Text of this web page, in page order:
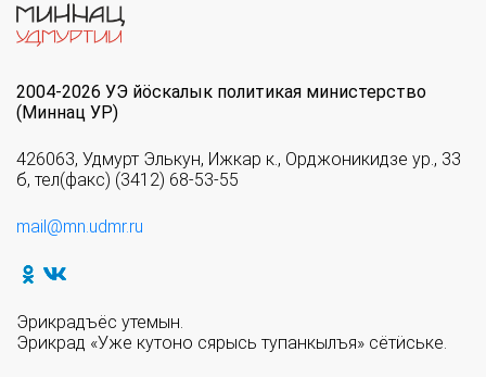
2004-2026 УЭ йöскалык политикая министерство
(Миннац УР)
426063, Удмурт Элькун, Ижкар к., Орджоникидзе ур., 33
б, тел(факс) (3412) 68-53-55
mail@mn.udmr.ru
Эрикрадъёс утемын.
Эрикрад «Уже кутоно сярысь тупанкылъя» сётӥське.